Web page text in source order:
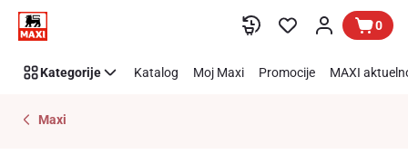
Preskoči link 0
Kategorije Katalog Moj Maxi Promocije MAXI
Maxi